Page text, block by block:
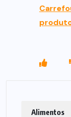
Alimentos